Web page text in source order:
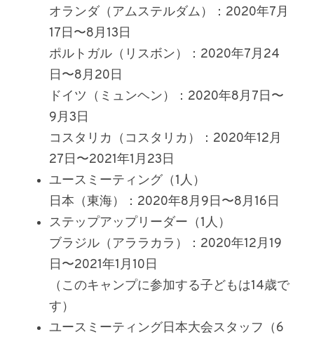
オランダ（アムステルダム）：2020年7月
17日〜8月13日
ポルトガル（リスボン）：2020年7月24
日〜8月20日
ドイツ（ミュンヘン）：2020年8月7日〜
9月3日
コスタリカ（コスタリカ）：2020年12月
27日〜2021年1月23日
ユースミーティング（1人）
日本（東海）：2020年8月9日〜8月16日
ステップアップリーダー（1人）
ブラジル（アララカラ）：2020年12月19
日〜2021年1月10日
（このキャンプに参加する子どもは14歳で
す）
ユースミーティング日本大会スタッフ（6